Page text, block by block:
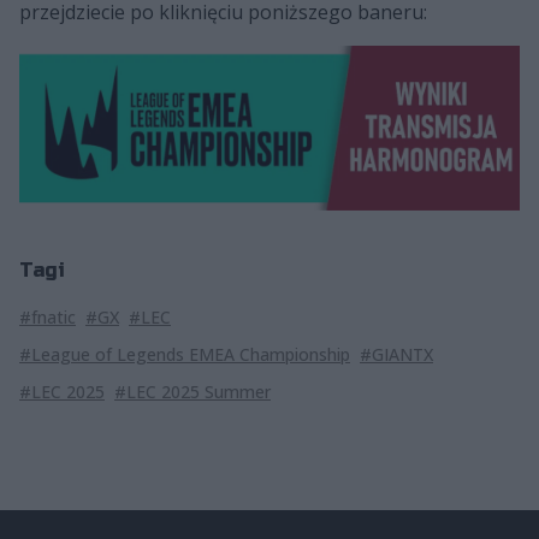
przejdziecie po kliknięciu poniższego baneru:
Tagi
#fnatic #GX #LEC
#League of Legends EMEA Championship #GIANTX
#LEC 2025 #LEC 2025 Summer